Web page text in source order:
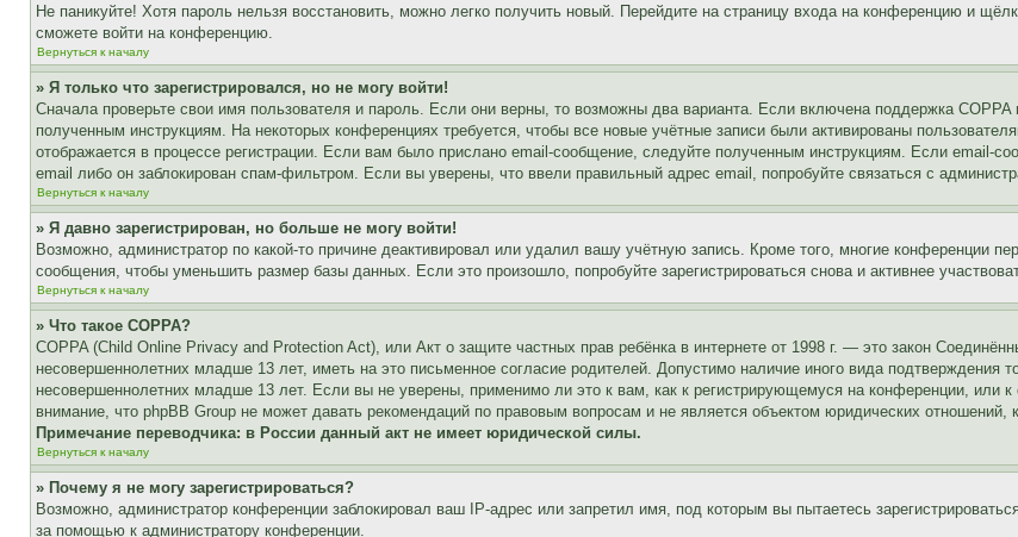
Не паникуйте! Хотя пароль нельзя восстановить, можно легко получить новый. Перейдите на страницу входа на конференцию и
сможете войти на конференцию.
Вернуться к началу
» Я только что зарегистрировался, но не могу войти!
Сначала проверьте свои имя пользователя и пароль. Если они верны, то возможны два варианта. Если включена поддержка
полученным инструкциям. На некоторых конференциях требуется, чтобы все новые учётные записи были активированы
отображается в процессе регистрации. Если вам было прислано email-сообщение, следуйте полученным инструкциям. Если email-
email либо он заблокирован спам-фильтром. Если вы уверены, что ввели правильный адрес email, попробуйте связаться с
Вернуться к началу
» Я давно зарегистрирован, но больше не могу войти!
Возможно, администратор по какой-то причине деактивировал или удалил вашу учётную запись. Кроме того, многие конференции
сообщения, чтобы уменьшить размер базы данных. Если это произошло, попробуйте зарегистрироваться снова и активнее
Вернуться к началу
» Что такое COPPA?
COPPA (Child Online Privacy and Protection Act), или Акт о защите частных прав ребёнка в интернете от 1998 г. — это закон
несовершеннолетних младше 13 лет, иметь на это письменное согласие родителей. Допустимо наличие иного вида подтверждения
несовершеннолетних младше 13 лет. Если вы не уверены, применимо ли это к вам, как к регистрирующемуся на конференции, или
внимание, что phpBB Group не может давать рекомендаций по правовым вопросам и не является объектом юридических отношений,
Примечание переводчика: в России данный акт не имеет юридической силы.
Вернуться к началу
» Почему я не могу зарегистрироваться?
Возможно, администратор конференции заблокировал ваш IP-адрес или запретил имя, под которым вы пытаетесь
за помощью к администратору конференции.